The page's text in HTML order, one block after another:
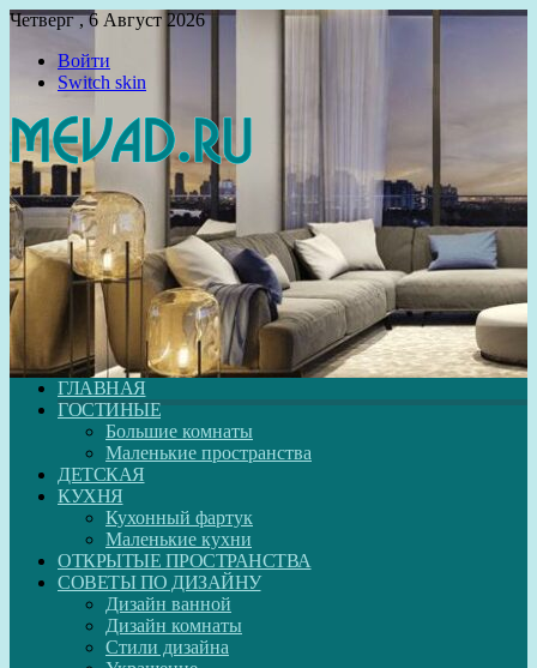
Четверг , 6 Август 2026
Войти
Switch skin
ГЛАВНАЯ
ГОСТИНЫЕ
Большие комнаты
Маленькие пространства
ДЕТСКАЯ
КУХНЯ
Кухонный фартук
Маленькие кухни
ОТКРЫТЫЕ ПРОСТРАНСТВА
СОВЕТЫ ПО ДИЗАЙНУ
Дизайн ванной
Дизайн комнаты
Стили дизайна